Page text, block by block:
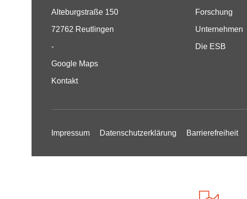
Alteburgstraße 150
72762 Reutlingen
-
Google Maps
Kontakt
Forschung
Unternehmen
Die ESB
Impressum Datenschutzerklärung Barrierefreiheit